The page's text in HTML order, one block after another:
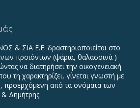
& ΣΙΑ Ε.Ε. δραστηριοποιείται στο
προϊόντων (ψάρια, θαλασσινά )
να διατηρήσει την οικογενειακή
τη χαρακτηρίζει, γίνεται γνωστή με
προερχόμενη από τα ονόματα των
Δημήτρης.